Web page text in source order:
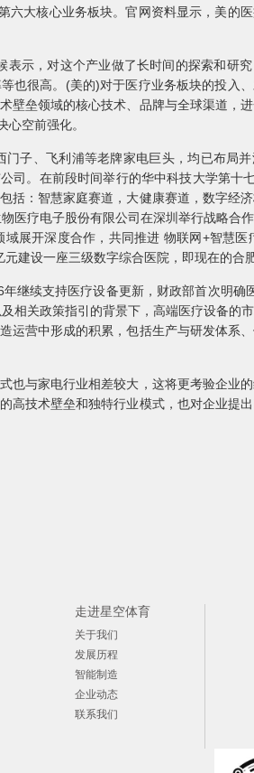
大核心业务板块。官网资料显示，美的
示，对这个产业做了长时间的探索和研
也很高。(美的)对于医疗业务板块的投入
壁垒领域的核心技术、品牌与全球渠道，
空前强化。
子、飞利浦等老牌家电巨头，均已布局
司。在前段时间举行的华中科技大学第十
括：智慧家庭赛道，大健康赛道，数字经
医疗电子股份有限公司在深圳举行战略合
展开深度合作，共同推进 物联网+智慧医
建设一座三级数字综合医院，即现在的合
继续支持医疗设备更新，财政部首次明确
相关政策指引的背景下，高端医疗设备的
运营中形成的积累，包括生产与研发体系
也与家电行业相差较大，这将更考验企业
高技术壁垒和独特行业模式，也对企业提
走进星空体育
关于我们
发展历程
智能制造
企业动态
联系我们